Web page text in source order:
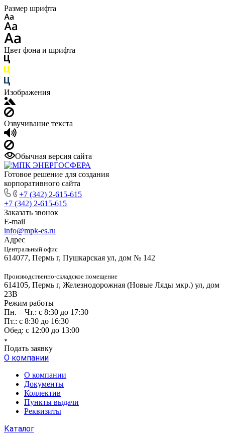
Размер шрифта
Цвет фона и шрифта
Изображения
Озвучивание текста
Обычная версия сайта
Готовое решение для создания
корпоративного сайта
+7 (342) 2-615-615
+7 (342) 2-615-615
Заказать звонок
E-mail
info@mpk-es.ru
Адрес
Центральный офис
614077, Пермь г, Пушкарская ул, дом № 142
Производственно-складское помещение
614105, Пермь г, Железнодорожная (Новые Ляды мкр.) ул, дом
23В
Режим работы
Пн. – Чт.: с 8:30 до 17:30
Пт.: с 8:30 до 16:30
Обед: с 12:00 до 13:00
Подать заявку
О компании
О компании
Документы
Коллектив
Пункты выдачи
Реквизиты
Каталог